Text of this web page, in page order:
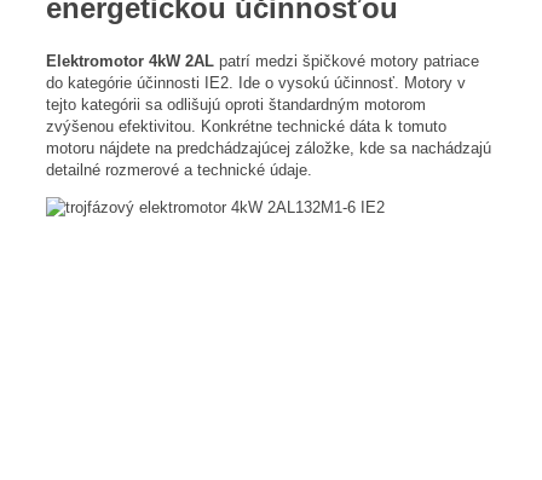
energetickou účinnosťou
Elektromotor 4kW 2AL patrí medzi špičkové motory patriace
do kategórie účinnosti IE2. Ide o vysokú účinnosť. Motory v
tejto kategórii sa odlišujú oproti štandardným motorom
zvýšenou efektivitou. Konkrétne technické dáta k tomuto
motoru nájdete na predchádzajúcej záložke, kde sa nachádzajú
detailné rozmerové a technické údaje.